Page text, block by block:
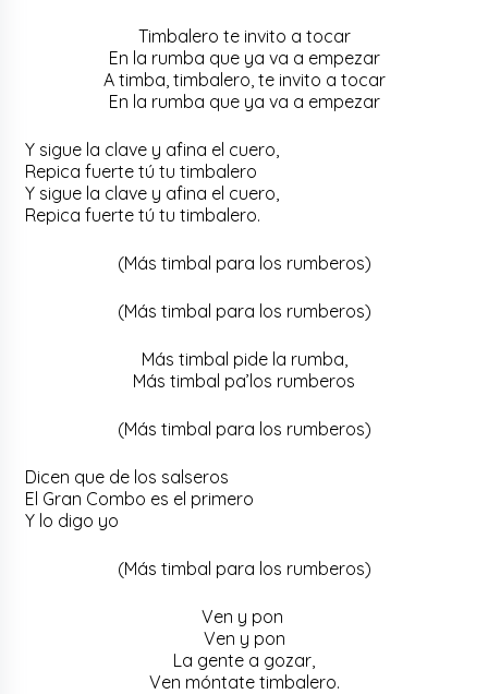
Timbalero te invito a tocar
En la rumba que ya va a empezar
A timba, timbalero, te invito a tocar
En la rumba que ya va a empezar
Y sigue la clave y afina el cuero,
Repica fuerte tú tu timbalero
Y sigue la clave y afina el cuero,
Repica fuerte tú tu timbalero.
(Más timbal para los rumberos)
(Más timbal para los rumberos)
Más timbal pide la rumba,
Más timbal pa’los rumberos
(Más timbal para los rumberos)
Dicen que de los salseros
El Gran Combo es el primero
Y lo digo yo
(Más timbal para los rumberos)
Ven y pon
Ven y pon
La gente a gozar,
Ven móntate timbalero.